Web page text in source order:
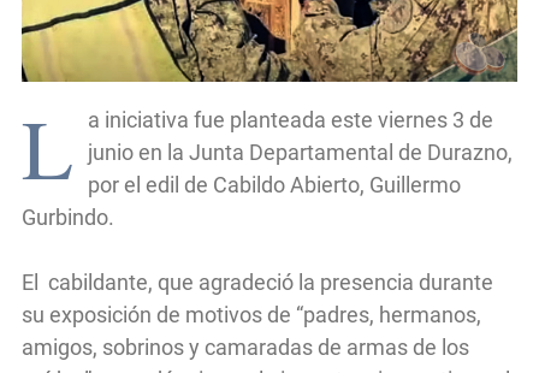
L
a iniciativa fue planteada este viernes 3 de
junio en la Junta Departamental de Durazno,
por el edil de Cabildo Abierto, Guillermo
Gurbindo.
El cabildante, que agradeció la presencia durante
su exposición de motivos de “padres, hermanos,
amigos, sobrinos y camaradas de armas de los